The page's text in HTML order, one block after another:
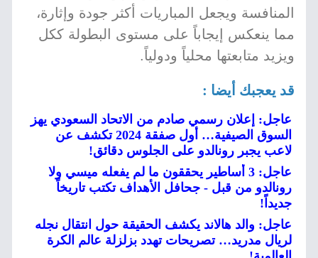
المنافسة ويجعل المباريات أكثر جودة وإثارة،
مما ينعكس إيجاباً على مستوى البطولة ككل
ويزيد متابعتها محلياً ودولياً.
قد يعجبك أيضا :
عاجل: إعلان رسمي صادم من الاتحاد السعودي يهز
السوق الصيفية… أول صفقة 2024 تكشف عن
لاعب يجبر رونالدو على الجلوس دقائق!
عاجل: 3 أساطير يحققون ما لم يفعله ميسي ولا
رونالدو من قبل - جحافل الأهداف تكتب تاريخاً
جديداً!
عاجل: والد هالاند يكشف الحقيقة حول انتقال نجله
لريال مدريد… تصريحات تهدد بزلزلة عالم الكرة